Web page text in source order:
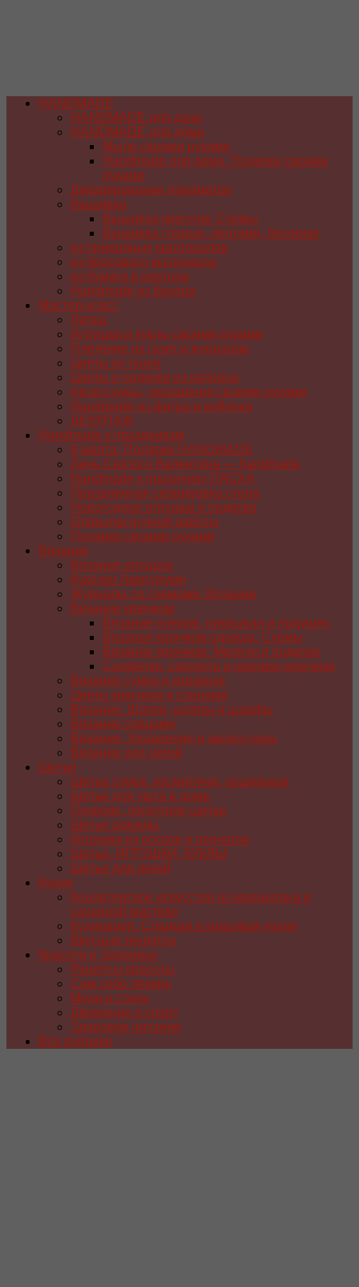
HANDMADE
HANDMADE для дачи
HANDMADE для дома
Мыло своими руками
Handmade для дома. Поделки своими
руками
Декорирование предметов
Вышивка
Вышивка крестом. Схемы
Вышивка гладью, лентами, бисером
из природных материалов
из бросового материала
из бумаги и картона
Handmade из бисера
Мастер-класс
Лепка
Игрушки и куклы своими руками
Плетение из газет и журналов
Цветы из ткани
Цветы и поделки из капрона
Аксессуары, украшения своими руками
Handmade из фетра и войлока
ДЕКУПАЖ
Handmade к праздникам
8 марта. Подарки HANDMADE
День Святого Валентина — handmade
Handmade к празднику ПАСХA
Праздничная сервировка стола
Новогодние игрушки и поделки
Открытки ручной работы
Подарки своими руками
Вязание
Вязание игрушек
Куколки Амигуруми
Журналы со схемами. Вязание
Вязание крючком
Вязание пледов, покрывал и подушек
Вязаная крючком одежда. Схемы
Вязание крючком. Мелочи и поделки
Салфетки, скатерти и коврики крючком
Вязание сумок и корзинок
Цветы крючком и спицами
Вязание. Шапки, шляпы и шарфы
Вязание спицами
Вязание. Украшения и аксессуары
Вязание для детей
Шитье
Шитье сумок, косметичек, кошельков
Шитье для уюта в доме
Пэчворк, лоскутное шитье
Шитье одежды
Игрушки из носков и перчаток
Шитье. ИГРУШКИ, КУКЛЫ
Шитье для детей
Кухня
Кондитерское искусство из марципана и
сахарной мастики
Кулинария. Сладкая и красивая кухня
Вкусные рецепты
Красота и Здоровье
Рецепты красоты
Сам себе лекарь
Мода и стиль
Движение и спорт
Здоровое питание
Все рубрики